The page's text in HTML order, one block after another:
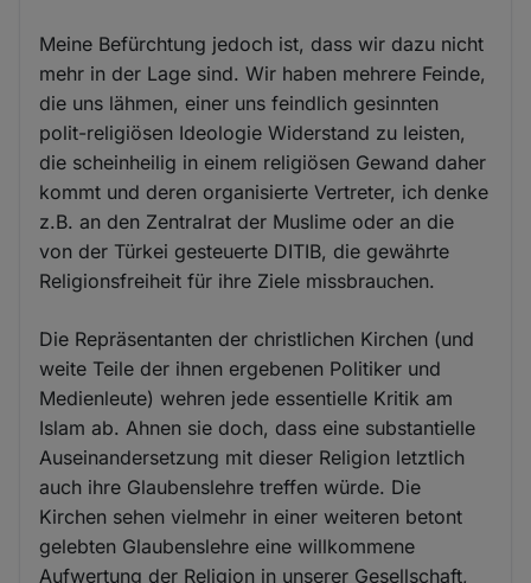
Meine Befürchtung jedoch ist, dass wir dazu nicht
mehr in der Lage sind. Wir haben mehrere Feinde,
die uns lähmen, einer uns feindlich gesinnten
polit-religiösen Ideologie Widerstand zu leisten,
die scheinheilig in einem religiösen Gewand daher
kommt und deren organisierte Vertreter, ich denke
z.B. an den Zentralrat der Muslime oder an die
von der Türkei gesteuerte DITIB, die gewährte
Religionsfreiheit für ihre Ziele missbrauchen.
Die Repräsentanten der christlichen Kirchen (und
weite Teile der ihnen ergebenen Politiker und
Medienleute) wehren jede essentielle Kritik am
Islam ab. Ahnen sie doch, dass eine substantielle
Auseinandersetzung mit dieser Religion letztlich
auch ihre Glaubenslehre treffen würde. Die
Kirchen sehen vielmehr in einer weiteren betont
gelebten Glaubenslehre eine willkommene
Aufwertung der Religion in unserer Gesellschaft,